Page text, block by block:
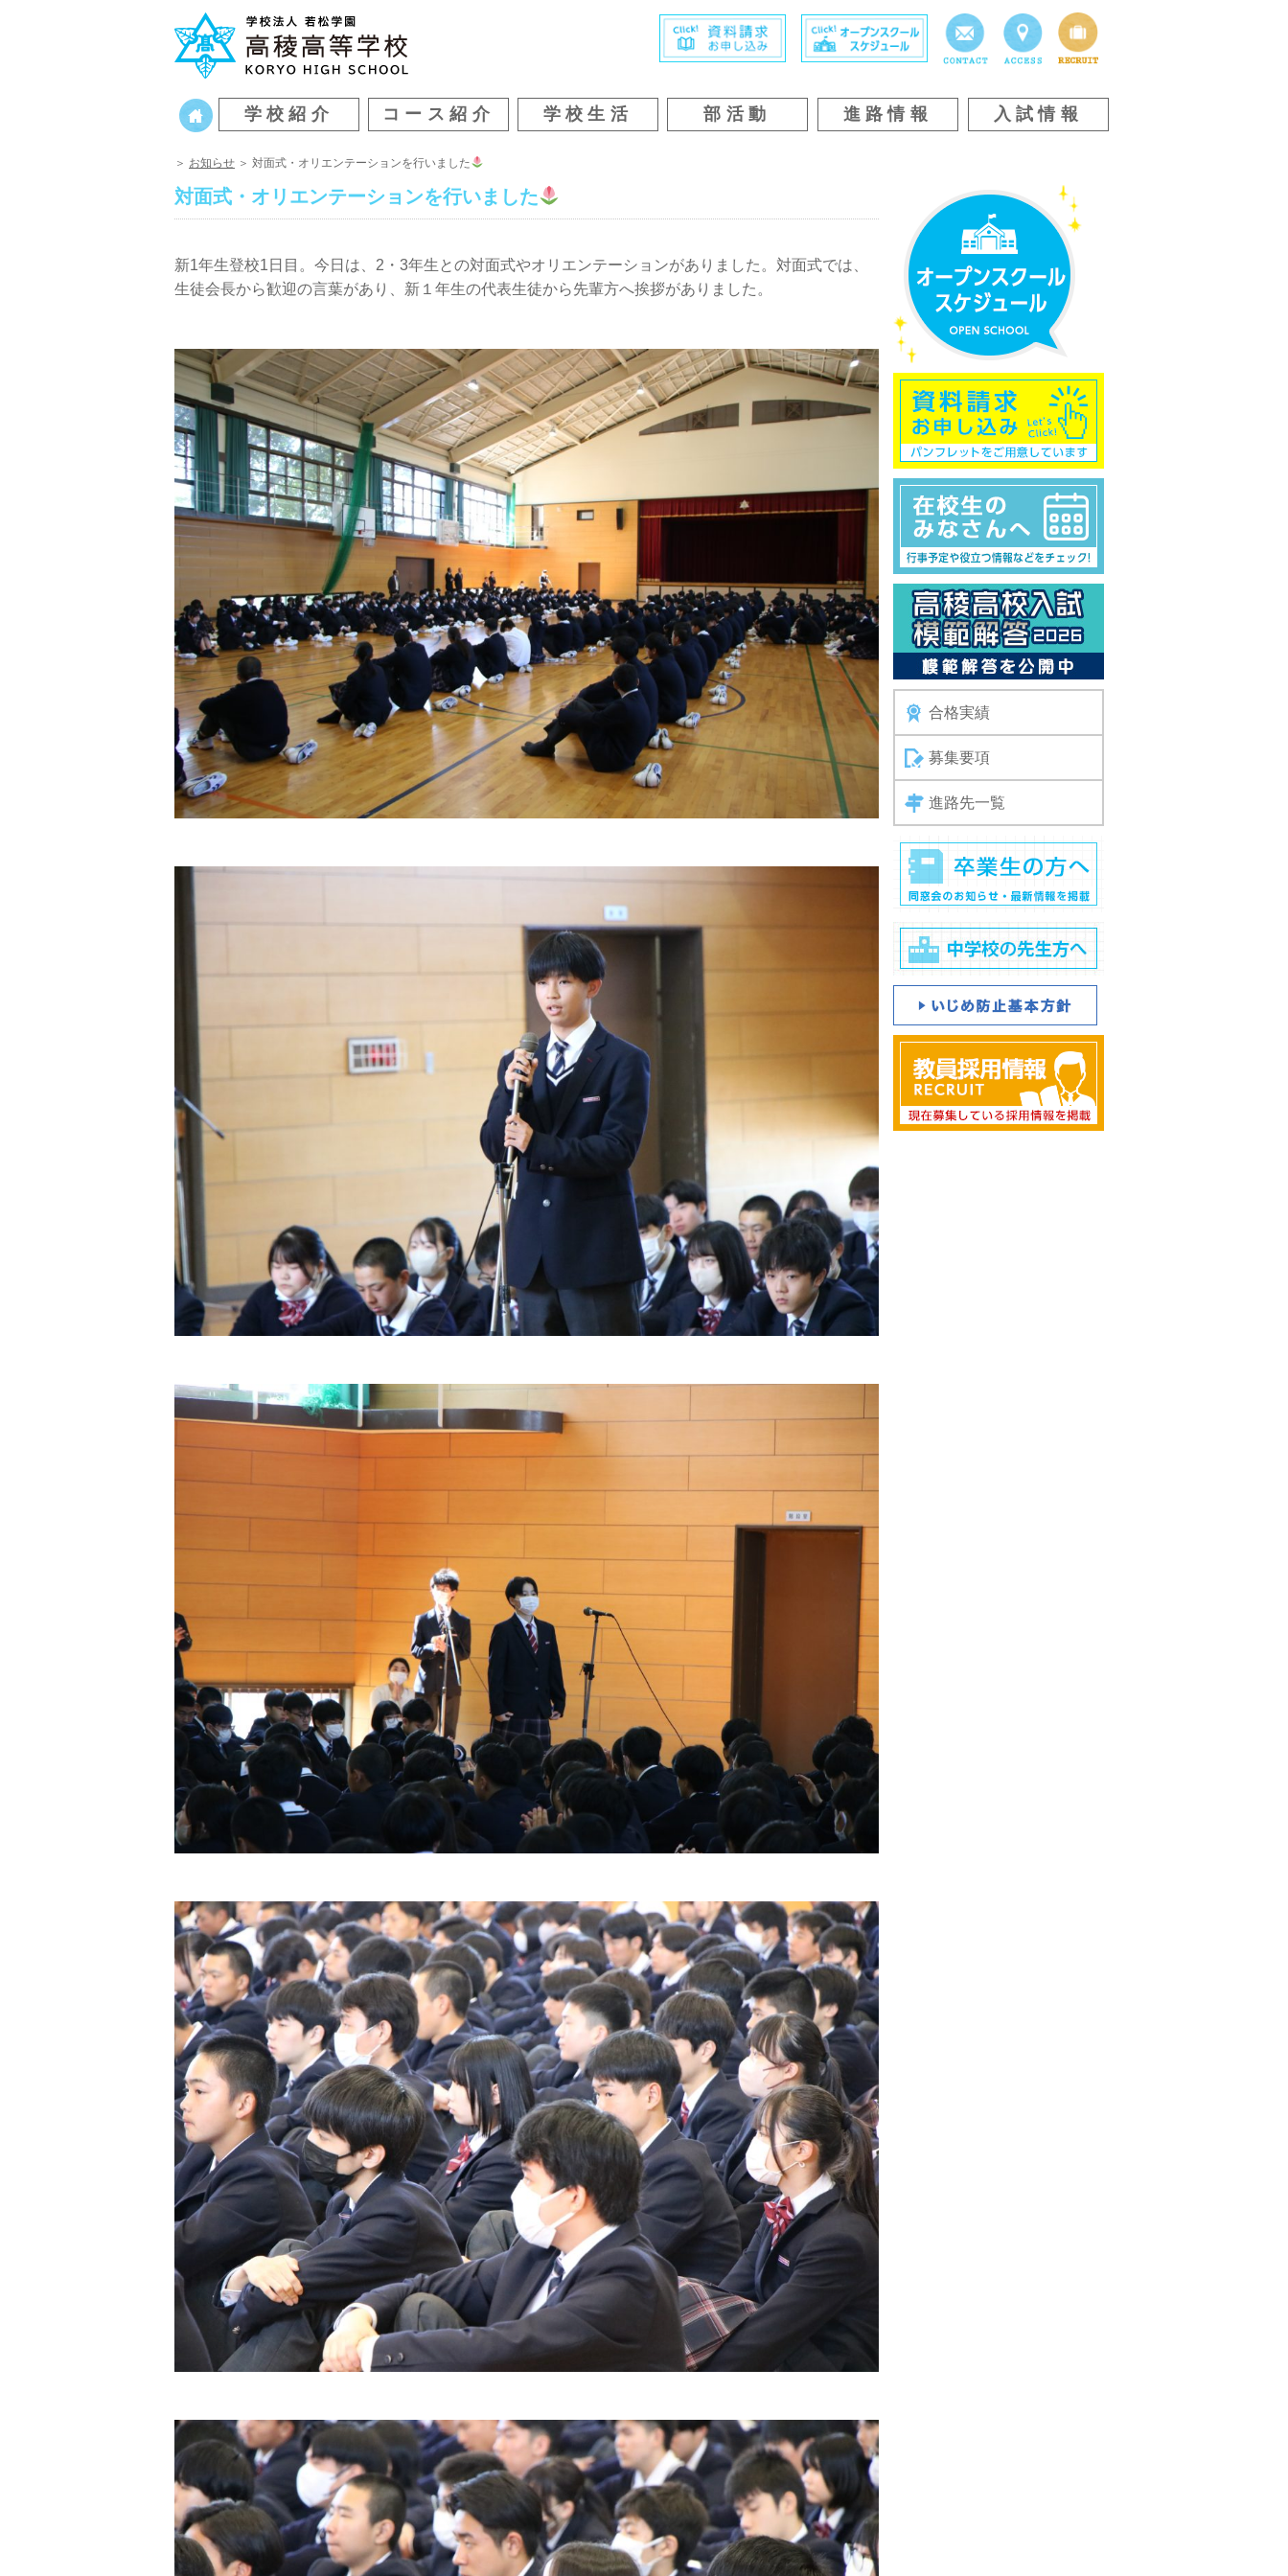
学校紹介 コース紹介 学校生活 部活動 進路情報 入試情報
＞ お知らせ ＞ 対面式・オリエンテーションを行いました
対面式・オリエンテーションを行いました
新1年生登校1日目。今日は、2・3年生との対面式やオリエンテーションがありました。対面式では、
生徒会長から歓迎の言葉があり、新１年生の代表生徒から先輩方へ挨拶がありました。
合格実績
募集要項
進路先一覧